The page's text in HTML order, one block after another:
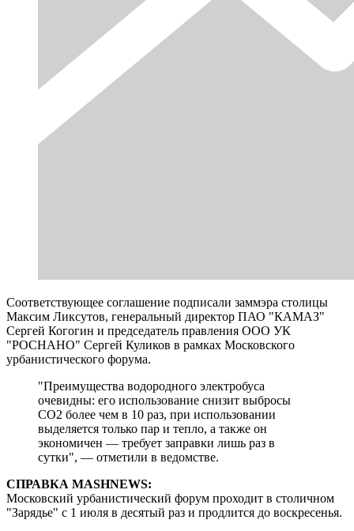
Соответствующее соглашение подписали заммэра столицы
Максим Ликсутов, генеральный директор ПАО "КАМАЗ"
Сергей Когогин и председатель правления ООО УК
"РОСНАНО" Сергей Куликов в рамках Московского
урбанистического форума.
"Преимущества водородного электробуса
очевидны: его использование снизит выбросы
СО2 более чем в 10 раз, при использовании
выделяется только пар и тепло, а также он
экономичен — требует заправки лишь раз в
сутки", — отметили в ведомстве.
СПРАВКА MASHNEWS:
Московский урбанистический форум проходит в столичном
"Зарядье" с 1 июля в десятый раз и продлится до воскресенья.